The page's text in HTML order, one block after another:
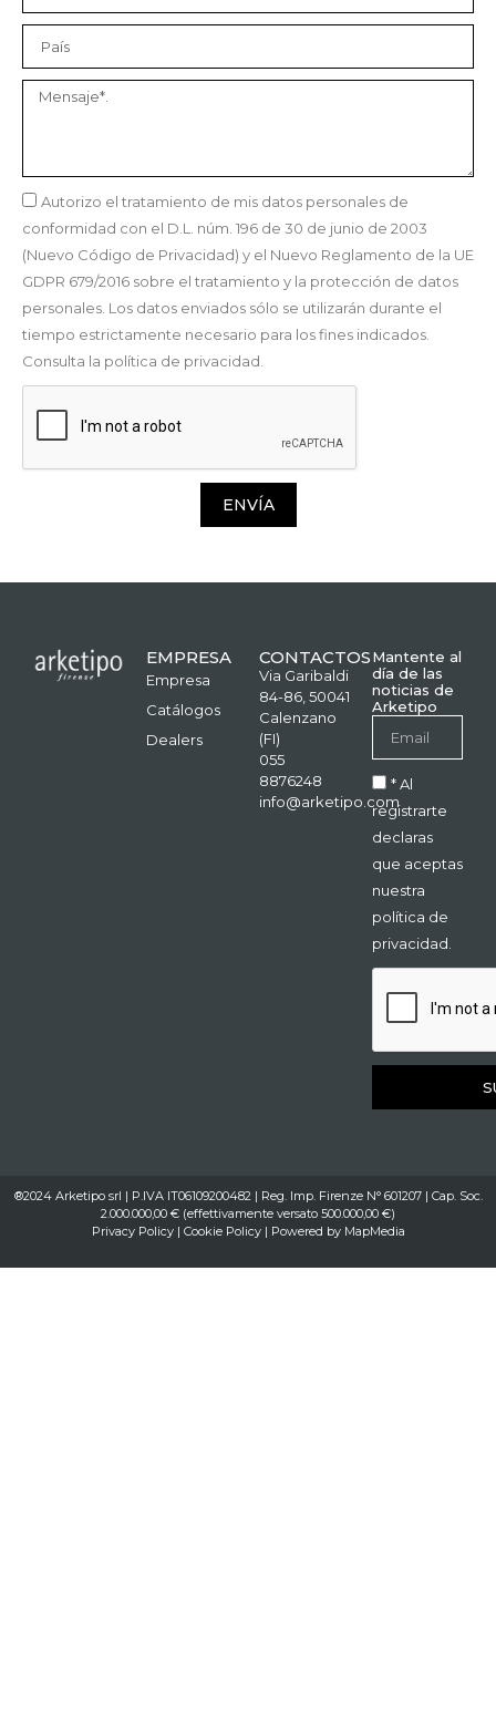
Autorizo el tratamiento de mis datos personales de
conformidad con el D.L. núm. 196 de 30 de junio de 2003
(Nuevo Código de Privacidad) y el Nuevo Reglamento de la UE
GDPR 679/2016 sobre el tratamiento y la protección de datos
personales. Los datos enviados sólo se utilizarán durante el
tiempo estrictamente necesario para los fines indicados.
Consulta la política de privacidad.
ENVÍA
EMPRESA
Empresa
Catálogos
Dealers
CONTACTOS
Via Garibaldi
84-86, 50041
Calenzano
(FI)
055
8876248
info@arketipo.com
Mantente al
día de las
noticias de
Arketipo
* Al
registrarte
declaras
que aceptas
nuestra
política de
privacidad.
®2024 Arketipo srl | P.IVA IT06109200482 | Reg. Imp. Firenze N° 601207 | Cap. Soc.
2.000.000,00 € (effettivamente versato 500.000,00 €)
Privacy Policy| Cookie Policy| Powered by MapMedia